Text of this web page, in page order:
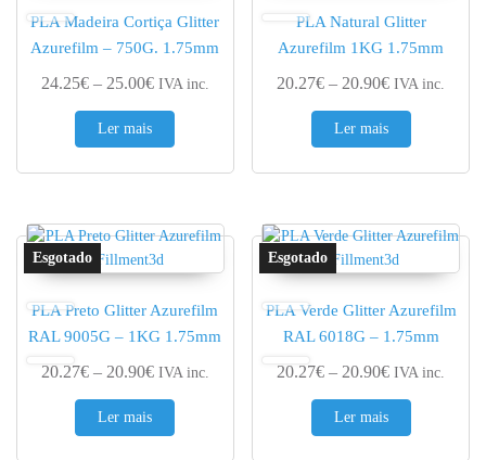
PLA Madeira Cortiça Glitter
Azurefilm – 750G. 1.75mm
24.25€ – 25.00€Price range: 24.25€ through 25.00€
IVA inc.
Ler mais
PLA Natural Glitter
Azurefilm 1KG 1.75mm
20.27€ – 20.90€Price range:
IVA inc.
Ler mais
PLA Preto Glitter Azurefilm
RAL 9005G – 1KG 1.75mm
20.27€ – 20.90€Price range: 20.27€ through 20.90€
IVA inc.
Ler mais
PLA Verde Glitter Azurefilm
RAL 6018G – 1.75mm
20.27€ – 20.90€Price range:
IVA inc.
Ler mais